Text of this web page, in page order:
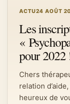
ACTU24 AOÛT
Les
«
pour 2022
Chers
relation
heureux de